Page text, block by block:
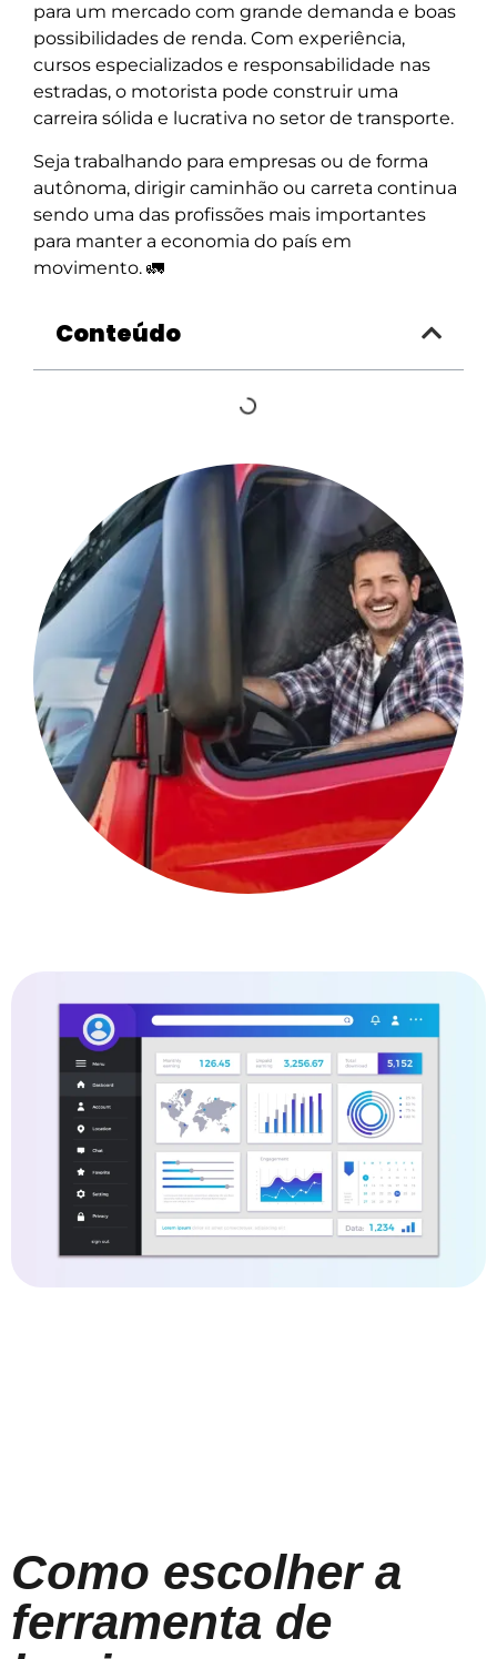
para um mercado com grande demanda e boas
possibilidades de renda. Com experiência,
cursos especializados e responsabilidade nas
estradas, o motorista pode construir uma
carreira sólida e lucrativa no setor de transporte.
Seja trabalhando para empresas ou de forma
autônoma, dirigir caminhão ou carreta continua
sendo uma das profissões mais importantes
para manter a economia do país em
movimento. 🚛
Conteúdo
Como escolher a
ferramenta de